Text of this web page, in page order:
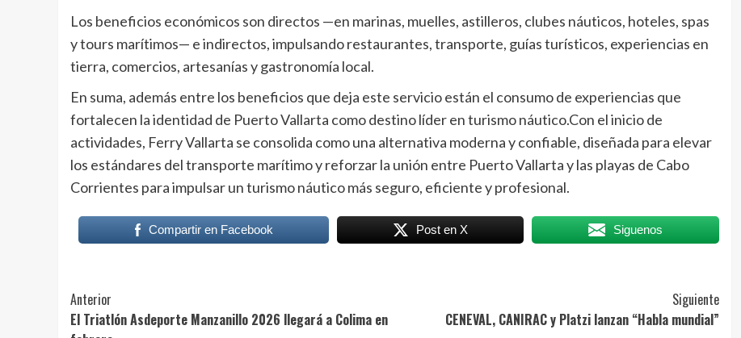
Los beneficios económicos son directos —en marinas, muelles, astilleros, clubes náuticos, hoteles, spas
y tours marítimos— e indirectos, impulsando restaurantes, transporte, guías turísticos, experiencias en
tierra, comercios, artesanías y gastronomía local.
En suma, además entre los beneficios que deja este servicio están el consumo de experiencias que
fortalecen la identidad de Puerto Vallarta como destino líder en turismo náutico.Con el inicio de
actividades, Ferry Vallarta se consolida como una alternativa moderna y confiable, diseñada para elevar
los estándares del transporte marítimo y reforzar la unión entre Puerto Vallarta y las playas de Cabo
Corrientes para impulsar un turismo náutico más seguro, eficiente y profesional.
Compartir en Facebook Post en X Siguenos
Post
Navigation
Anterior
El Triatlón Asdeporte Manzanillo 2026 llegará a Colima en
Siguiente
CENEVAL, CANIRAC y Platzi lanzan “Habla mundial”